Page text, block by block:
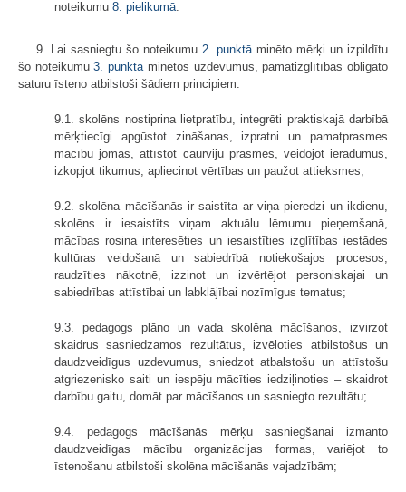
noteikumu 8. pielikumā
9. Lai sasniegtu šo noteikumu 2. punktā minēto mērķi un izpildītu
šo noteikumu3. punktā minētos uzdevumus, pamatizglītības obligāto
saturu īsteno atbilstoši šādiem principiem:
9.1. skolēns nostiprina lietpratību, integrēti praktiskajā darbībā
mērķtiecīgi apgūstot zināšanas, izpratni un pamatprasmes
mācību jomās, attīstot caurviju prasmes, veidojot ieradumus,
izkopjot tikumus, apliecinot vērtības un paužot attieksmes;
9.2. skolēna mācīšanās ir saistīta ar viņa pieredzi un ikdienu,
skolēns ir iesaistīts viņam aktuālu lēmumu pieņemšanā,
mācības rosina interesēties un iesaistīties izglītības iestādes
kultūras veidošanā un sabiedrībā notiekošajos procesos,
raudzīties nākotnē, izzinot un izvērtējot personiskajai un
sabiedrības attīstībai un labklājībai nozīmīgus tematus;
9.3. pedagogs plāno un vada skolēna mācīšanos, izvirzot
skaidrus sasniedzamos rezultātus, izvēloties atbilstošus un
daudzveidīgus uzdevumus, sniedzot atbalstošu un attīstošu
atgriezenisko saiti un iespēju mācīties iedziļinoties – skaidrot
darbību gaitu, domāt par mācīšanos un sasniegto rezultātu;
9.4. pedagogs mācīšanās mērķu sasniegšanai izmanto
daudzveidīgas mācību organizācijas formas, variējot to
īstenošanu atbilstoši skolēna mācīšanās vajadzībām;